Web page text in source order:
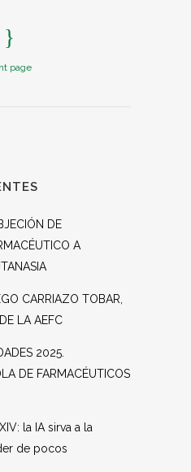
page
DE
A
CARRIAZO TOBAR,
LA AEFC
2025.
DE FARMACÉUTICOS
la IA sirva a la
de pocos